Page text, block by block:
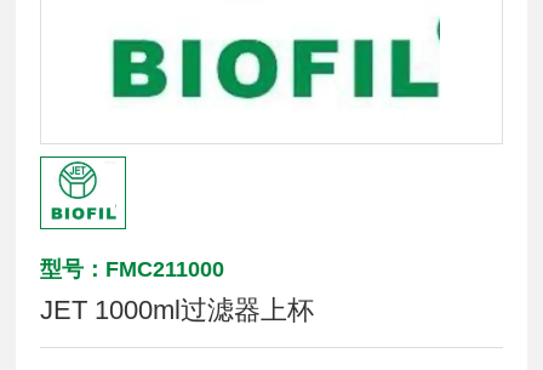
型号：FMC211000
JET 1000ml过滤器上杯